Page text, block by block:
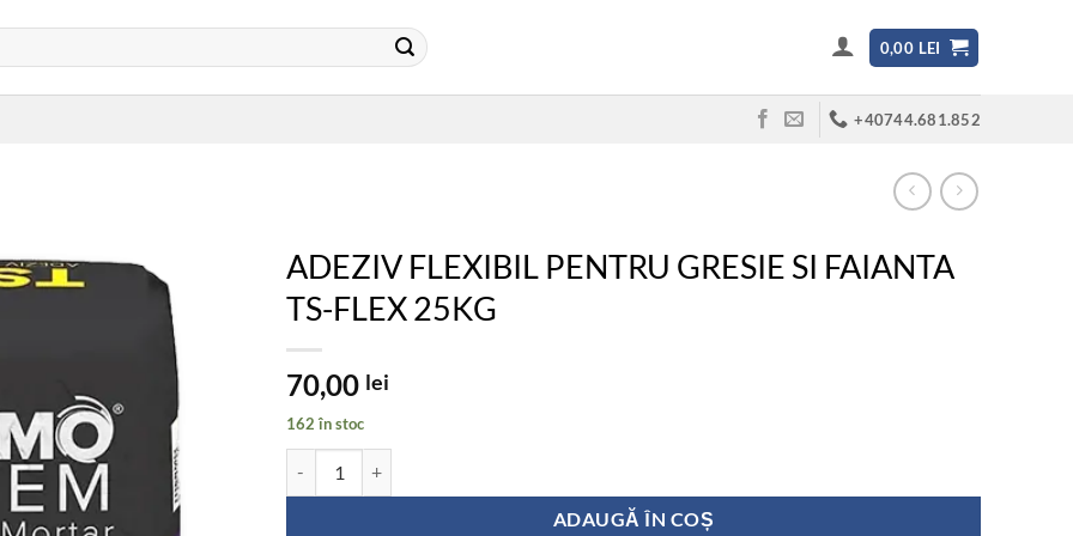
0,00 LEI
+40744.681.852
ADEZIV FLEXIBIL PENTRU GRESIE SI FAIANTA
TS-FLEX 25KG
70,00 lei
162 în stoc
Cantitate ADEZIV FLEXIBIL PENTRU GRESIE SI FAIANTA TS-FLEX 25KG
ADAUGĂ ÎN COȘ